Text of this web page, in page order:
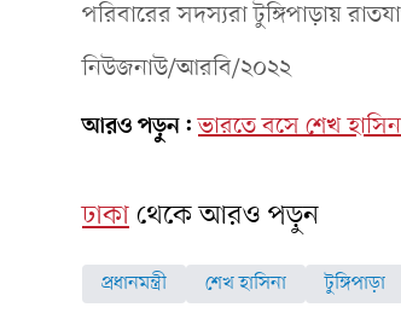
পরিবারের সদস্যরা টুঙ্গিপাড়ায়
নিউজনাউ/আরবি/২০২২
আরও পড়ুন: ভারতে বসে শেখ
ঢাকাথেকে আরও পড়ুন
প্রধানমন্ত্রী শেখ হাসিনা টুঙ্গিপাড়া